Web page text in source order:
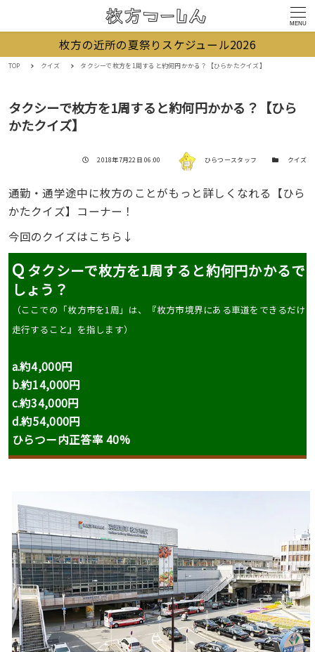
MENU
枚方の近所の夏祭りスケジュール2026
TOP クイズ タクシーで枚方を1周すると約何円かかる？【ひらかたクイズ】
タクシーで枚方を1周すると約何円かかる？【ひら
かたクイズ】
投稿日
2018年7月22日 06:00 著者 ひらつースタッフ カテゴリー
クイズ
通勤・通学途中に枚方のことがもっと詳しくなれる【ひら
かたクイズ】コーナー！
今回のクイズはこちら↓
Q タクシーで枚方を1周すると約何円かかるで
しょう？
（ここでの「枚方市を1周」は、『枚方市境界にある車道をできるだけ
走行すること』を指します）
a.約4,000円
b.約14,000円
c.約34,000円
d.約54,000円
ひらつー内正答率 40%